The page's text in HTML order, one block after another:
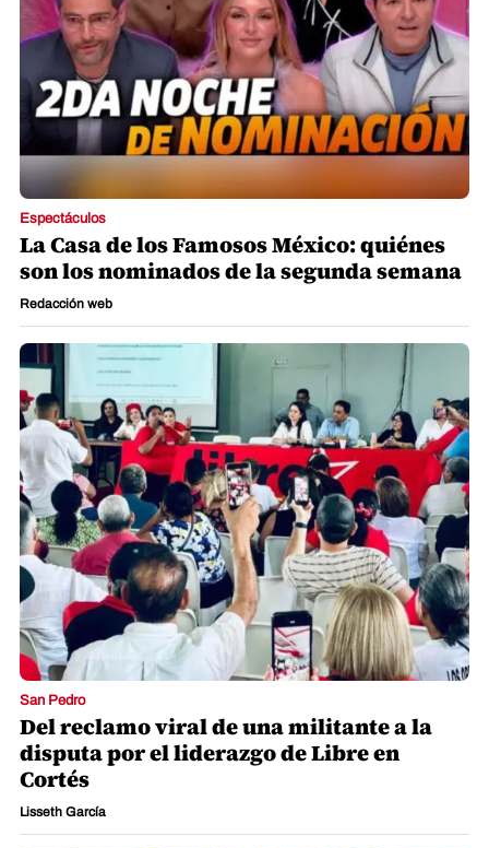
Espectáculos
La Casa de los Famosos México: quiénes
son los nominados de la segunda semana
Redacción web
San Pedro
Del reclamo viral de una militante a la
disputa por el liderazgo de Libre en
Cortés
Lisseth García